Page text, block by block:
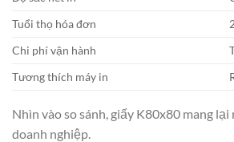
Tuổi thọ hóa đơn
Chi phí vận hành
Tương thích máy in
Nhìn vào so sánh, giấy K80x80 mang
doanh nghiệp.